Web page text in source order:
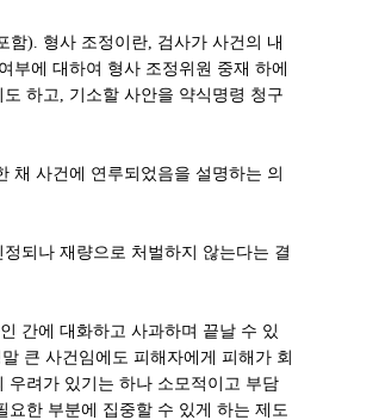
). 형사 조정이란, 검사가 사건의 내
부에 대하여 형사 조정위원 중재 하에
하고, 기소할 사안을 약식명령 청구
채 사건에 연루되었음을 설명하는 의
되나 재량으로 처벌하지 않는다는 결
간에 대화하고 사과하며 끝날 수 있
큰 사건임에도 피해자에게 피해가 회
우려가 있기는 하나 소모적이고 부담
한 부분에 집중할 수 있게 하는 제도